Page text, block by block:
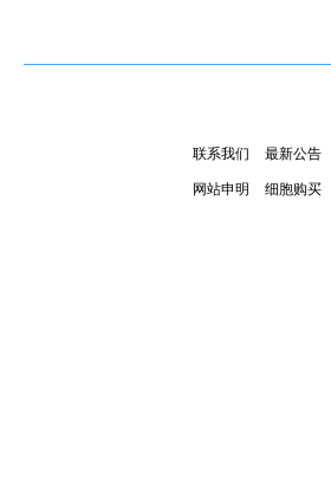
联系我们 最新公告
网站申明 细胞购买